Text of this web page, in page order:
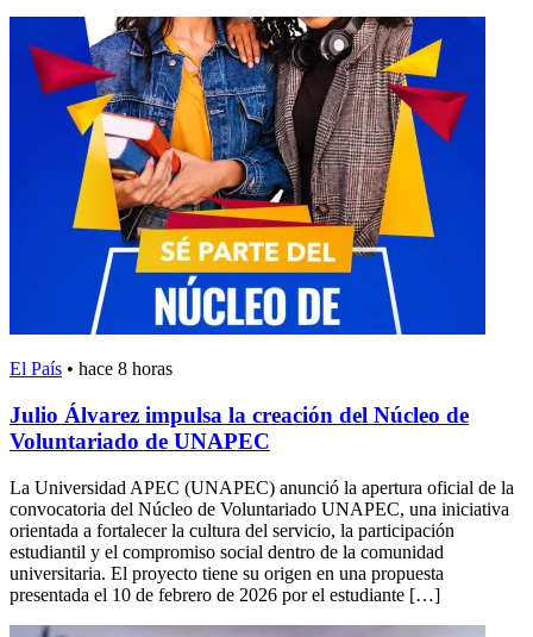
El País • hace 8 horas
Julio Álvarez impulsa la creación del Núcleo de
Voluntariado de UNAPEC
La Universidad APEC (UNAPEC) anunció la apertura oficial de la
convocatoria del Núcleo de Voluntariado UNAPEC, una iniciativa
orientada a fortalecer la cultura del servicio, la participación
estudiantil y el compromiso social dentro de la comunidad
universitaria. El proyecto tiene su origen en una propuesta
presentada el 10 de febrero de 2026 por el estudiante […]